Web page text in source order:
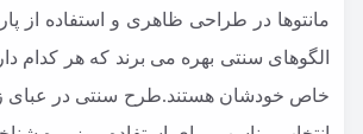
مانتوها در طراحی ظاهری و استفاده از
الگوهای سنتی بهره می برند که هر کدام
خاص خودشان هستند.طرح سنتی در عبای